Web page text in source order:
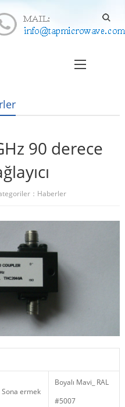
90 derece
： Haberler
Sona ermek
Boyalı Mavi_ RAL
#5007